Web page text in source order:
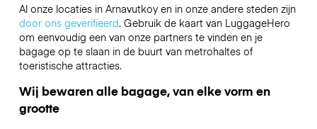
Al onze locaties in Arnavutkoy en in onze andere steden zijn
door ons geverifieerd. Gebruik de kaart van LuggageHero
om eenvoudig een van onze partners te vinden en je
bagage op te slaan in de buurt van metrohaltes of
toeristische attracties.
Wij bewaren alle bagage, van elke vorm en
grootte